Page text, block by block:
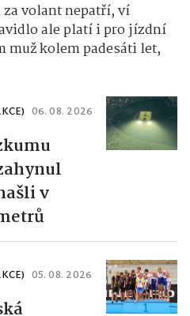
za volant nepatří, ví
ale platí i pro jízdní
muž kolem padesáti let,
06. 08. 2026
v
05. 08. 2026